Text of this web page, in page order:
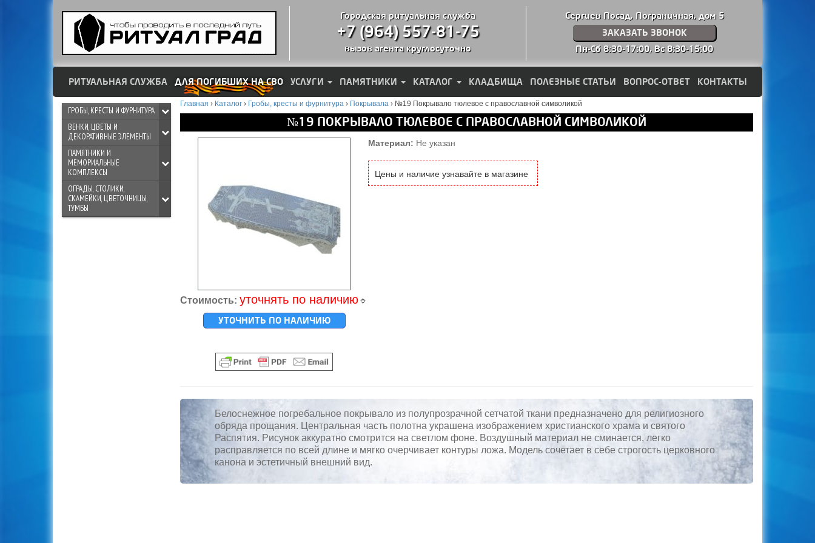
Городская ритуальная служба
+7 (964) 557-81-75
вызов агента круглосуточно
Сергиев Посад, Пограничная, дом 5
ЗАКАЗАТЬ ЗВОНОК
Пн-Сб 8:30-17:00, Вс 8:30-15:00
РИТУАЛЬНАЯ СЛУЖБА ДЛЯ ПОГИБШИХ НА СВО УСЛУГИ ПАМЯТНИКИ КАТАЛОГ КЛАДБИЩА ПОЛЕЗНЫЕ СТАТЬИ ВОПРОС-ОТВЕТ КОНТАКТЫ
ГРОБЫ, КРЕСТЫ И ФУРНИТУРА
ВЕНКИ, ЦВЕТЫ И
ДЕКОРАТИВНЫЕ ЭЛЕМЕНТЫ
ПАМЯТНИКИ И
МЕМОРИАЛЬНЫЕ
КОМПЛЕКСЫ
ОГРАДЫ, СТОЛИКИ,
СКАМЕЙКИ, ЦВЕТОЧНИЦЫ,
ТУМБЫ
Главная › Каталог › Гробы, кресты и фурнитура › Покрывала › №19 Покрывало тюлевое с православной символикой
№19 ПОКРЫВАЛО ТЮЛЕВОЕ С ПРАВОСЛАВНОЙ СИМВОЛИКОЙ
Стоимость: уточнять по наличию🔹
УТОЧНИТЬ ПО НАЛИЧИЮ
Материал: Не указан
Цены и наличие узнавайте в магазине
Белоснежное погребальное покрывало из полупрозрачной сетчатой ткани предназначено для религиозного
обряда прощания. Центральная часть полотна украшена изображением христианского храма и святого
Распятия. Рисунок аккуратно смотрится на светлом фоне. Воздушный материал не сминается, легко
расправляется по всей длине и мягко очерчивает контуры ложа. Модель сочетает в себе строгость церковного
канона и эстетичный внешний вид.